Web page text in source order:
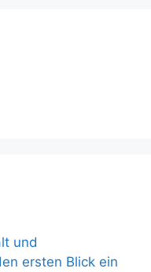
und
ersten Blick ein